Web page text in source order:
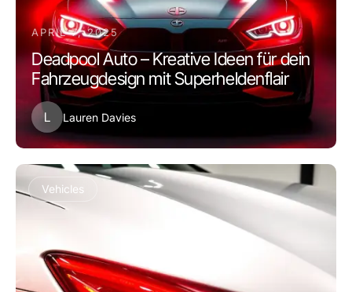
APRIL 7, 2025
Deadpool Auto – Kreative Ideen für dein
Fahrzeugdesign mit Superheldenflair
L Lauren Davies
Vehicles